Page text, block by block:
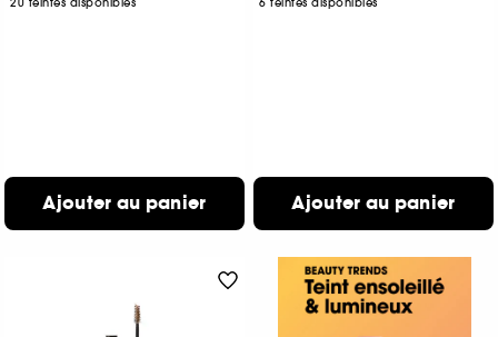
Ajouter au panier Ajouter au panier